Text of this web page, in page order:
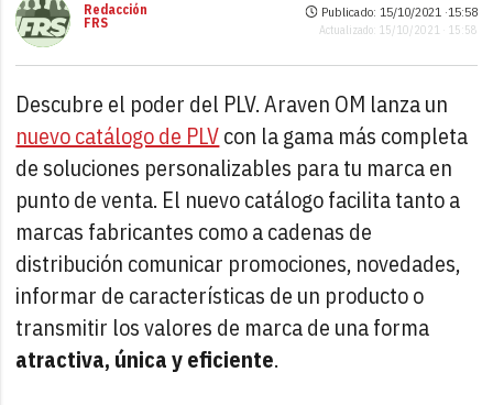
Redacción
FRS
Publicado: 15/10/2021 ·15:58
Actualizado: 15/10/2021 · 15:58
Descubre el poder del PLV. Araven OM lanza un
nuevo catálogo de PLVcon la gama más completa
de soluciones personalizables para tu marca en
punto de venta. El nuevo catálogo facilita tanto a
marcas fabricantes como a cadenas de
distribución comunicar promociones, novedades,
informar de características de un producto o
transmitir los valores de marca de una forma
atractiva, única y eficiente.